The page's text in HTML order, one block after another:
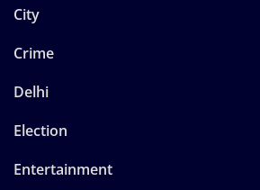
City
Crime
Delhi
Election
Entertainment